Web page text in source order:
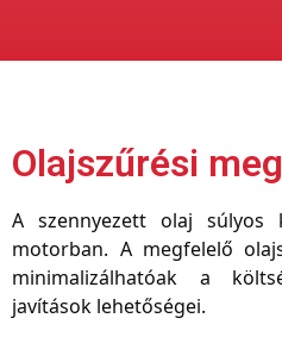
Olajszűrési
A szennyezett olaj súlyos
motorban. A megfelelő
minimalizálhatóak a
javítások lehetőségei.